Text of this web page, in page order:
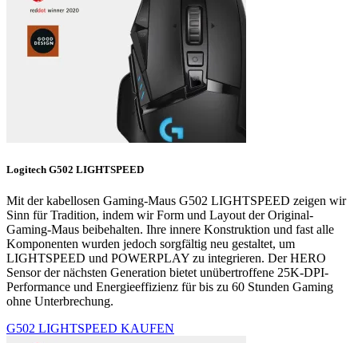
Logitech G502 LIGHTSPEED
Mit der kabellosen Gaming-Maus G502 LIGHTSPEED zeigen wir
Sinn für Tradition, indem wir Form und Layout der Original-
Gaming-Maus beibehalten. Ihre innere Konstruktion und fast alle
Komponenten wurden jedoch sorgfältig neu gestaltet, um
LIGHTSPEED und POWERPLAY zu integrieren. Der HERO
Sensor der nächsten Generation bietet unübertroffene 25K-DPI-
Performance und Energieeffizienz für bis zu 60 Stunden Gaming
ohne Unterbrechung.
G502 LIGHTSPEED KAUFEN